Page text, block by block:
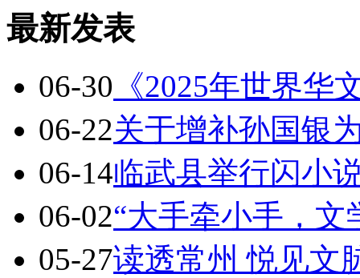
最新发表
06-30 《2025年世界华
06-22关于增补孙国银
06-14临武县举行闪小
06-02“大手牵小手，
05-27读透常州 悦见